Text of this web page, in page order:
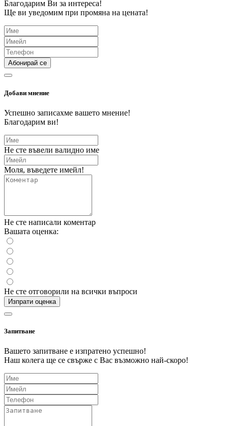
Благодарим Ви за интереса!
Ще ви уведомим при промяна на цената!
Абонирай се
Добави мнение
Успешно записахме вашето мнение!
Благодарим ви!
Не сте въвели валидно име
Моля, въведете имейл!
Не сте написали коментар
Вашата оценка:
Не сте отговорили на всички въпроси
Изпрати оценка
Запитване
Вашето запитване е изпратено успешно!
Наш колега ще се свърже с Вас възможно най-скоро!